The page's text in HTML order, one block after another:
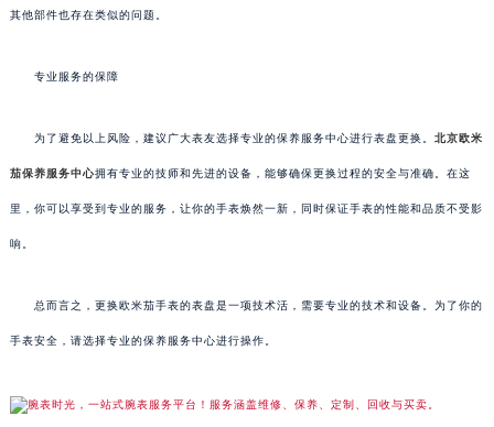
其他部件也存在类似的问题。
专业服务的保障
为了避免以上风险，建议广大表友选择专业的保养服务中心进行表盘更换。 北京欧米
茄保养服务中心拥有专业的技师和先进的设备，能够确保更换过程的安全与准确。在这
里，你可以享受到专业的服务，让你的手表焕然一新，同时保证手表的性能和品质不受影
响。
总而言之，更换欧米茄手表的表盘是一项技术活，需要专业的技术和设备。为了你的
手表安全，请选择专业的保养服务中心进行操作。